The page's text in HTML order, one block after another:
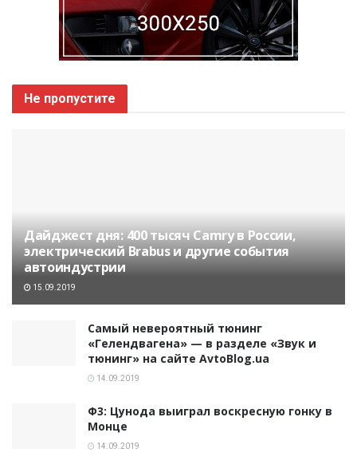
Не пропустите
Дайджест дня: 400 тысяч Camry в России,
электрический Brabus и другие события
автоиндустрии
15.09.2019
Самый невероятный тюнинг
«Гелендвагена» — в разделе «Звук и
тюнинг» на сайте AvtoBlog.ua
14.09.2019
Ф3: Цунода выиграл воскресную гонку в
Монце
14.09.2019